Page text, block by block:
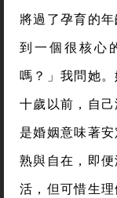
將過了孕育的
到一個很核心
嗎？」我問她
十歲以前，自
是婚姻意味著
熟與自在，即
活，但可惜生